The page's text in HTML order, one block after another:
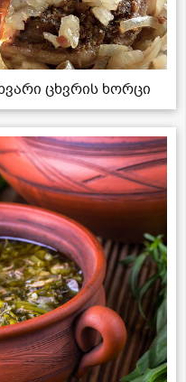
ცხვრის ხორცი